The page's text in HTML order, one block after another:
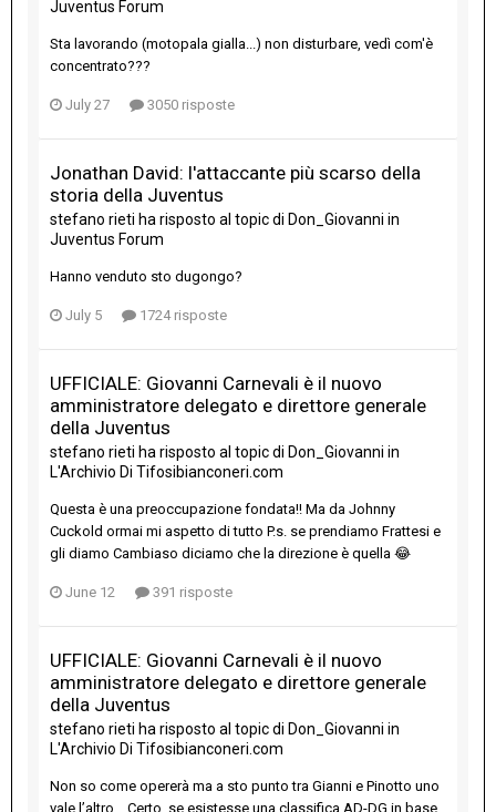
Juventus Forum
Sta lavorando (motopala gialla...) non disturbare, vedì com'è
concentrato???
July 27 3050 risposte
Jonathan David: l'attaccante più scarso della
storia della Juventus
stefano rieti ha risposto al topic di Don_Giovanni in
Juventus Forum
Hanno venduto sto dugongo?
July 5 1724 risposte
UFFICIALE: Giovanni Carnevali è il nuovo
amministratore delegato e direttore generale
della Juventus
stefano rieti ha risposto al topic di Don_Giovanni in
L'Archivio Di Tifosibianconeri.com
Questa è una preoccupazione fondata!! Ma da Johnny
Cuckold ormai mi aspetto di tutto P.s. se prendiamo Frattesi e
gli diamo Cambiaso diciamo che la direzione è quella 😂
June 12 391 risposte
UFFICIALE: Giovanni Carnevali è il nuovo
amministratore delegato e direttore generale
della Juventus
stefano rieti ha risposto al topic di Don_Giovanni in
L'Archivio Di Tifosibianconeri.com
Non so come opererà ma a sto punto tra Gianni e Pinotto uno
vale l’altro… Certo, se esistesse una classifica AD-DG in base